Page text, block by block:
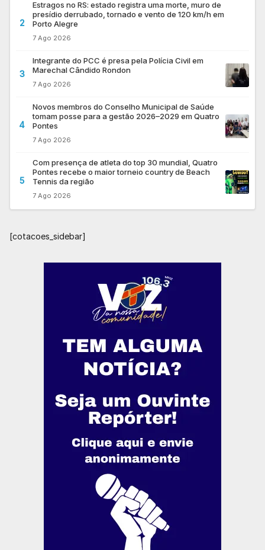
2
Estragos no RS: estado registra uma morte, muro de
presídio derrubado, tornado e vento de 120 km/h em
Porto Alegre
7 Ago 2026
3
Integrante do PCC é presa pela Polícia Civil em
Marechal Cândido Rondon
7 Ago 2026
4
Novos membros do Conselho Municipal de Saúde
tomam posse para a gestão 2026–2029 em Quatro
Pontes
7 Ago 2026
5
Com presença de atleta do top 30 mundial, Quatro
Pontes recebe o maior torneio country de Beach
Tennis da região
7 Ago 2026
[cotacoes_sidebar]